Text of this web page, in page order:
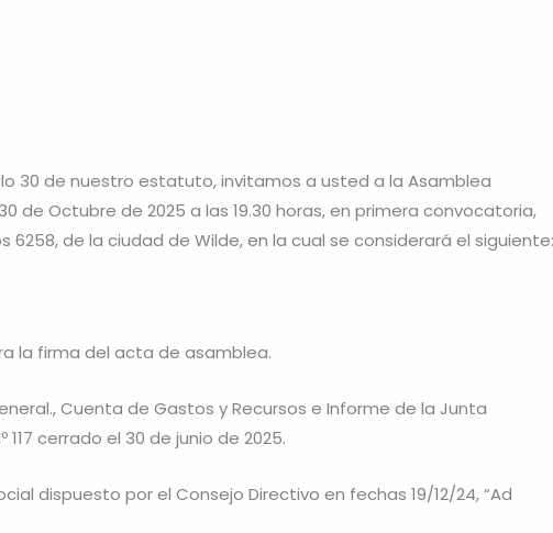
30 de nuestro estatuto, invitamos a usted a la Asamblea
de Octubre de 2025 a las 19.30 horas, en primera convocatoria,
6258, de la ciudad de Wilde, en la cual se considerará el siguiente:
la firma del acta de asamblea.
Cuenta de Gastos y Recursos e Informe de la Junta
cerrado el 30 de junio de 2025.
dispuesto por el Consejo Directivo en fechas 19/12/24, “Ad